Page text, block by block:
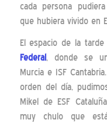
cada persona
que hubiera vivido en
El espacio de la
Federal, donde se
Murcia e ISF
orden del día,
Mikel de ESF
muy chulo que